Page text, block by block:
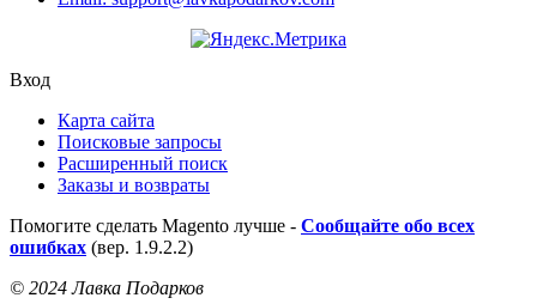
Вход
Карта сайта
Поисковые запросы
Расширенный поиск
Заказы и возвраты
Помогите сделать Magento лучше - Сообщайте обо всех
ошибках (вер. 1.9.2.2)
© 2024 Лавка Подарков